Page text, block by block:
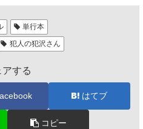
単行本
犯人の犯沢さん
アする
はてブ
コピー